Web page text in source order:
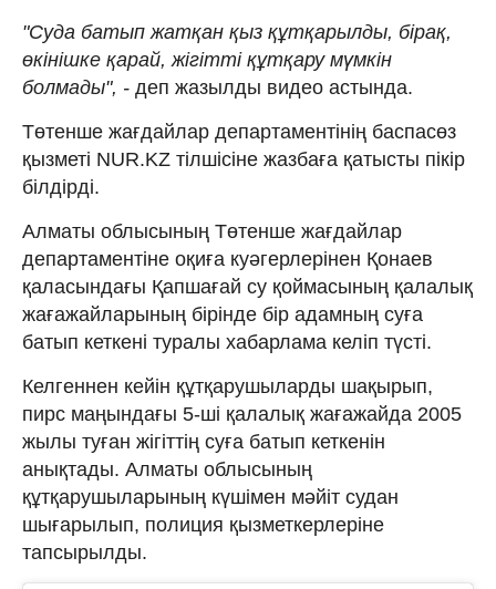
"Суда батып жатқан қыз құтқарылды, бірақ,
өкінішке қарай, жігітті құтқару мүмкін
болмады", - деп жазылды видео астында.
Төтенше жағдайлар департаментінің баспасөз
қызметі NUR.KZ тілшісіне жазбаға қатысты пікір
білдірді.
Алматы облысының Төтенше жағдайлар
департаментіне оқиға куәгерлерінен Қонаев
қаласындағы Қапшағай су қоймасының қалалық
жағажайларының бірінде бір адамның суға
батып кеткені туралы хабарлама келіп түсті.
Келгеннен кейін құтқарушыларды шақырып,
пирс маңындағы 5-ші қалалық жағажайда 2005
жылы туған жігіттің суға батып кеткенін
анықтады. Алматы облысының
құтқарушыларының күшімен мәйіт судан
шығарылып, полиция қызметкерлеріне
тапсырылды.